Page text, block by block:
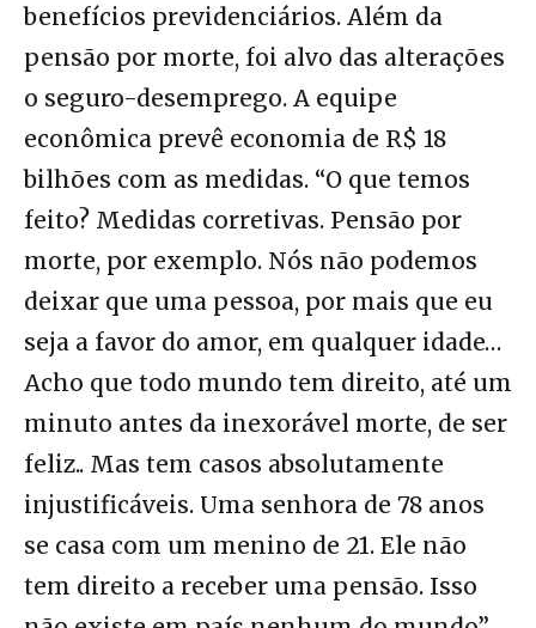
benefícios previdenciários. Além da
pensão por morte, foi alvo das alterações
o seguro-desemprego. A equipe
econômica prevê economia de R$ 18
bilhões com as medidas. “O que temos
feito? Medidas corretivas. Pensão por
morte, por exemplo. Nós não podemos
deixar que uma pessoa, por mais que eu
seja a favor do amor, em qualquer idade…
Acho que todo mundo tem direito, até um
minuto antes da inexorável morte, de ser
feliz.. Mas tem casos absolutamente
injustificáveis. Uma senhora de 78 anos
se casa com um menino de 21. Ele não
tem direito a receber uma pensão. Isso